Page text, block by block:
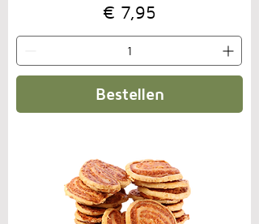
Prijs
€ 7,95
Bestellen